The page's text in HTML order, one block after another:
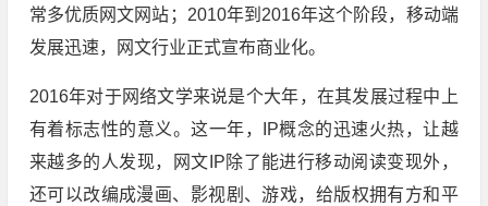
常多优质网文网站；2010年到2016年这个阶段，移动端
发展迅速，网文行业正式宣布商业化。
2016年对于网络文学来说是个大年，在其发展过程中上
有着标志性的意义。这一年，IP概念的迅速火热，让越
来越多的人发现，网文IP除了能进行移动阅读变现外，
还可以改编成漫画、影视剧、游戏，给版权拥有方和平